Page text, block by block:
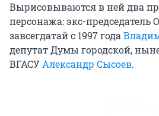
Вырисовываются в ней два
персонажа: экс-председатель
завсегдатай с 1997 года
депутат Думы городской,
ВГАСУАлександр Сысоев.